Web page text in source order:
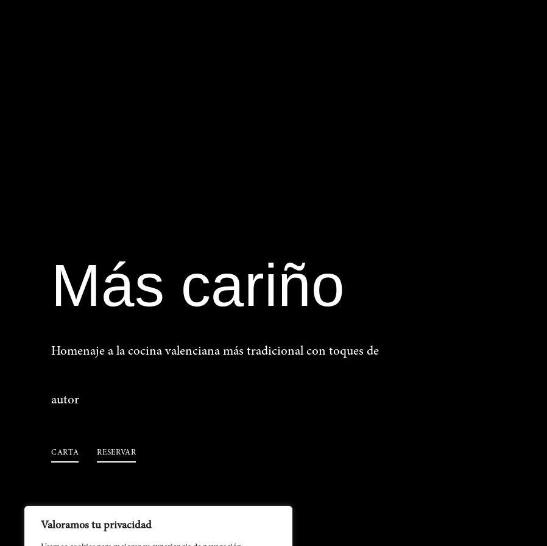
Valoramos tu privacidad
Más cariño
Homenaje a la cocina valenciana más tradicional con toques de
autor
CARTA RESERVAR